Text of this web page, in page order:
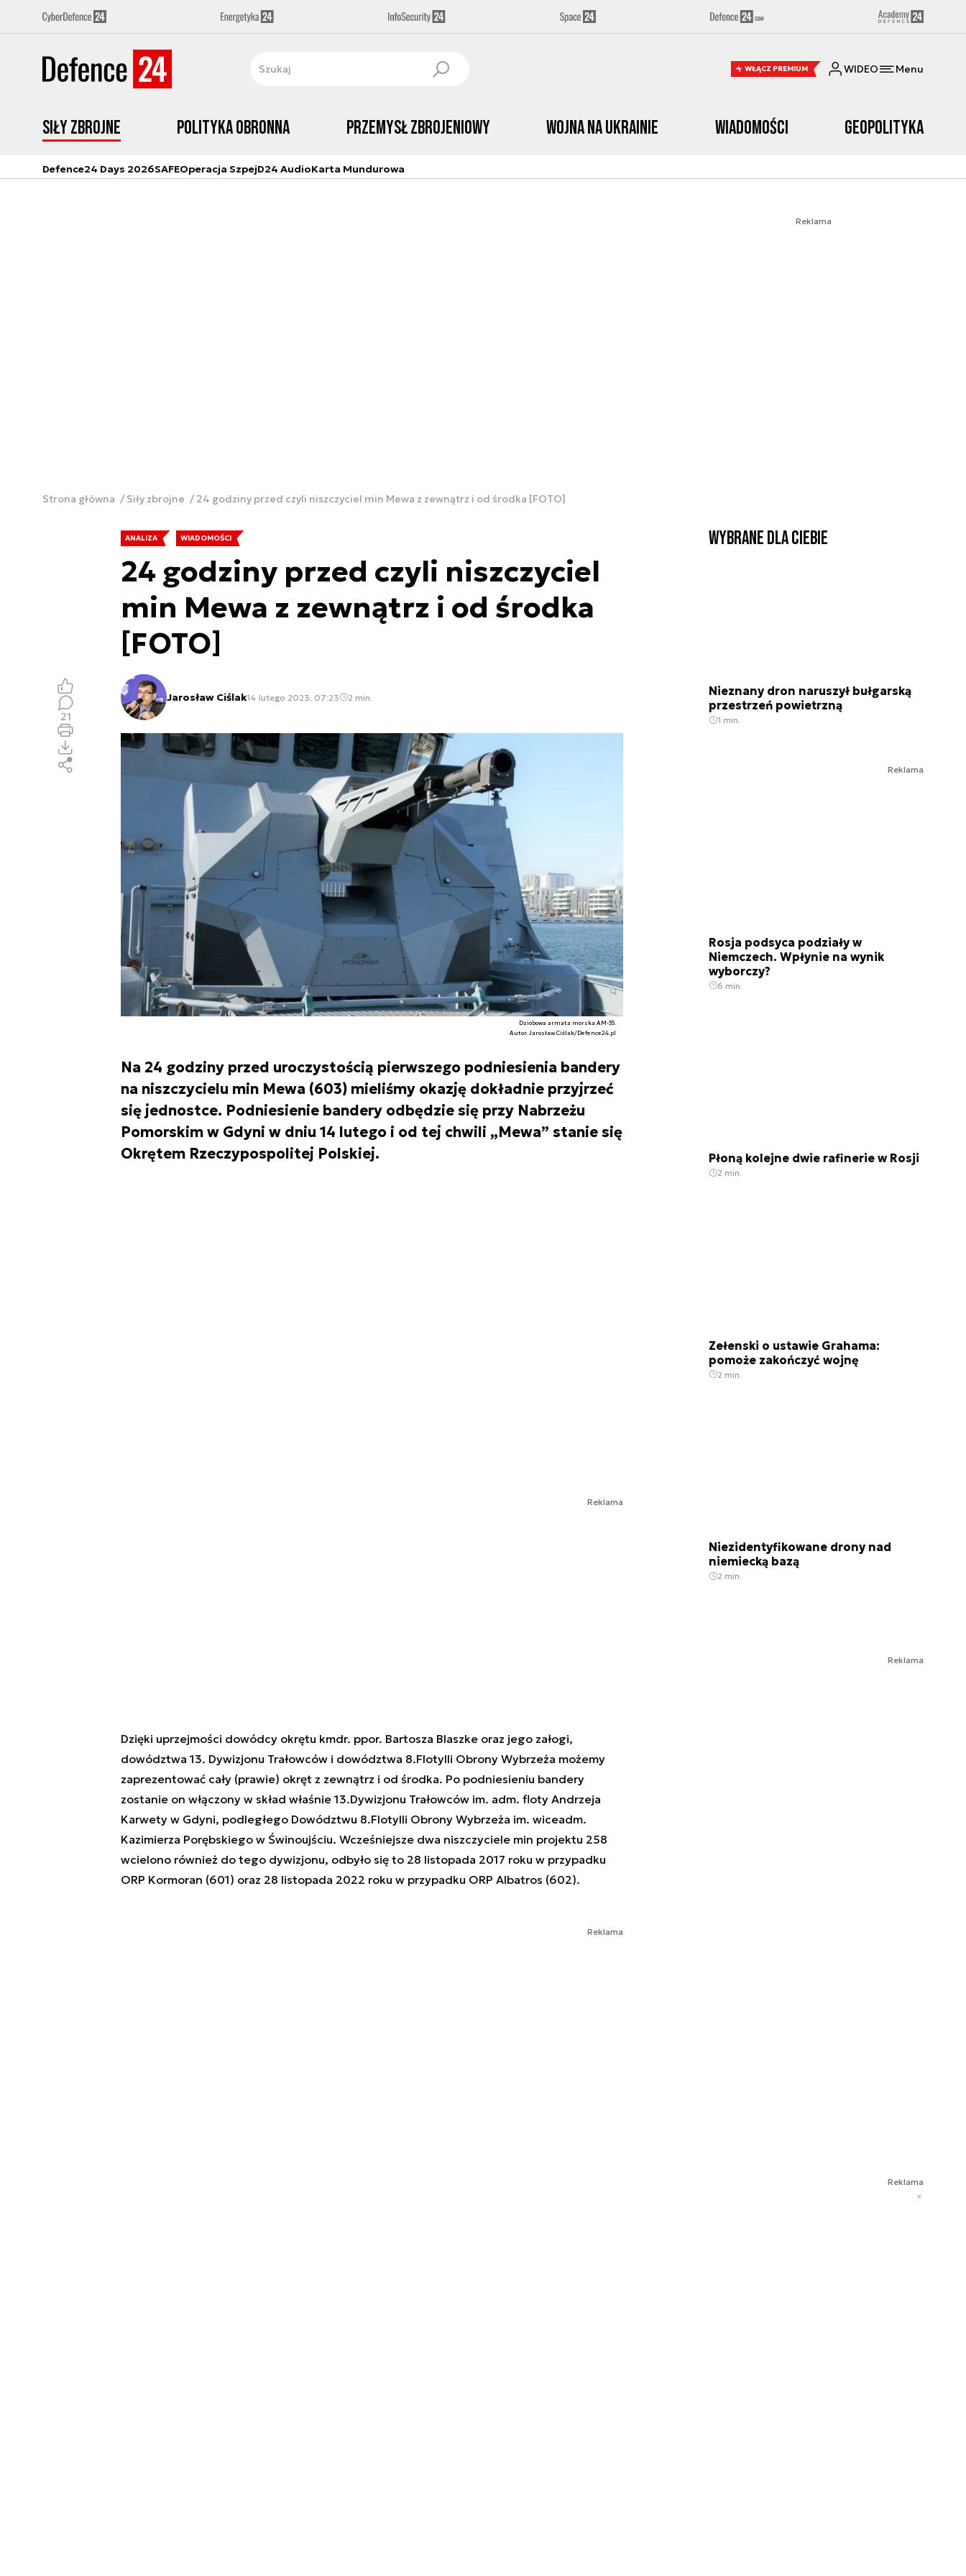
WŁĄCZ PREMIUM WIDEO Menu
Siły zbrojne Polityka obronna Przemysł Zbrojeniowy Wojna na Ukrainie Wiadomości Geopolityka
Defence24 Days 2026SAFEOperacja SzpejD24 AudioKarta Mundurowa
Reklama
Strona główna Siły zbrojne 24 godziny przed czyli niszczyciel min Mewa z zewnątrz i od środka [FOTO]
ANALIZA WIADOMOŚCI
24 godziny przed czyli niszczyciel
min Mewa z zewnątrz i od środka
[FOTO]
Jarosław Ciślak14 lutego 2023, 07:23 2 min.
Dziobowa armata morska AM-35.
Autor. Jarosław Ciślak/Defence24.pl
Na 24 godziny przed uroczystością pierwszego podniesienia bandery
na niszczycielu min Mewa (603) mieliśmy okazję dokładnie przyjrzeć
się jednostce. Podniesienie bandery odbędzie się przy Nabrzeżu
Pomorskim w Gdyni w dniu 14 lutego i od tej chwili „Mewa” stanie się
Okrętem Rzeczypospolitej Polskiej.
21
Reklama
Dzięki uprzejmości dowódcy okrętu kmdr. ppor. Bartosza Blaszke oraz jego załogi,
dowództwa 13. Dywizjonu Trałowców i dowództwa 8.Flotylli Obrony Wybrzeża możemy
zaprezentować cały (prawie) okręt z zewnątrz i od środka. Po podniesieniu bandery
zostanie on włączony w skład właśnie 13.Dywizjonu Trałowców im. adm. floty Andrzeja
Karwety w Gdyni, podległego Dowództwu 8.Flotylli Obrony Wybrzeża im. wiceadm.
Kazimierza Porębskiego w Świnoujściu. Wcześniejsze dwa niszczyciele min projektu 258
wcielono również do tego dywizjonu, odbyło się to 28 listopada 2017 roku w przypadku
ORP Kormoran (601) oraz 28 listopada 2022 roku w przypadku ORP Albatros (602).
Reklama
Wybrane dla Ciebie
Nieznany dron naruszył bułgarską
przestrzeń powietrzną
1 min.
Reklama
Rosja podsyca podziały w
Niemczech. Wpłynie na wynik
wyborczy?
6 min.
Płoną kolejne dwie rafinerie w Rosji
2 min.
Zełenski o ustawie Grahama:
pomoże zakończyć wojnę
2 min.
Niezidentyfikowane drony nad
niemiecką bazą
2 min.
Reklama
Reklama